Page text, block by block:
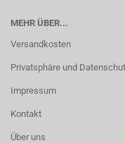
MEHR ÜBER...
Versandkosten
Privatsphäre und
Impressum
Kontakt
Über uns